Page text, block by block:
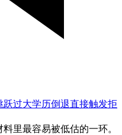
过大学历倒退直接触发拒
里最容易被低估的一环。